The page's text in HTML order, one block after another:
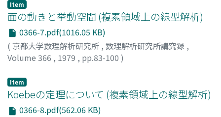
Item
面の動きと挙動空間 (複素領域上の線型解析)
0366-7.pdf(1016.05 KB)
( 京都大学数理解析研究所 , 数理解析研究所講究録 ,
Volume 366 , 1979 , pp.83-100 )
Item
Koebeの定理について (複素領域上の線型解析)
0366-8.pdf(562.06 KB)